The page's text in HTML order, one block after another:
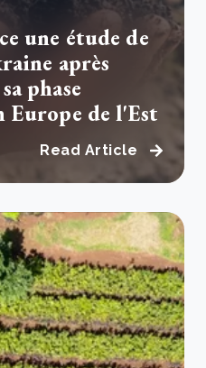
une étude de
après
phase
de l'Est
Read Article